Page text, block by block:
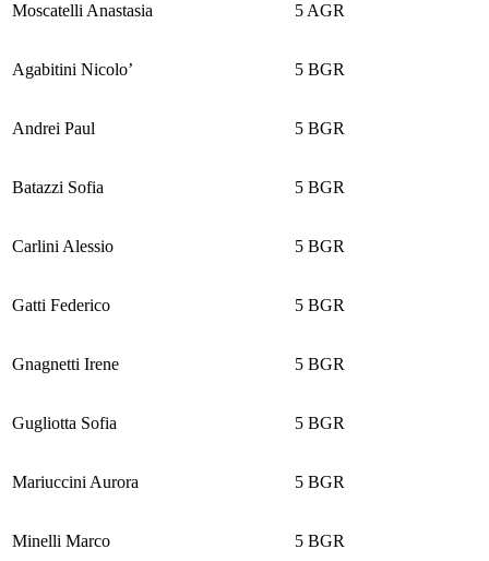
Moscatelli Anastasia 5 AGR
Agabitini Nicolo’ 5 BGR
Andrei Paul 5 BGR
Batazzi Sofia 5 BGR
Carlini Alessio 5 BGR
Gatti Federico 5 BGR
Gnagnetti Irene 5 BGR
Gugliotta Sofia 5 BGR
Mariuccini Aurora 5 BGR
Minelli Marco 5 BGR